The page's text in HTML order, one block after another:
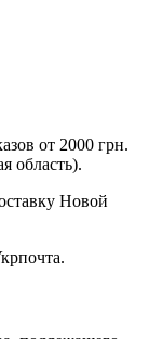
от 2000 грн.
область).
Новой